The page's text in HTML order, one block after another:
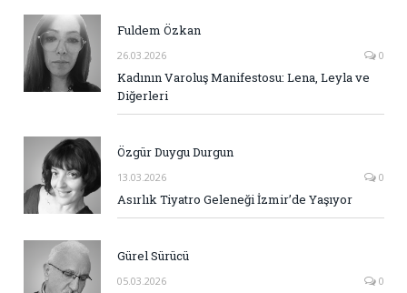
Fuldem Özkan
26.03.2026 0
Kadının Varoluş Manifestosu: Lena, Leyla ve
Diğerleri
Özgür Duygu Durgun
13.03.2026 0
Asırlık Tiyatro Geleneği İzmir’de Yaşıyor
Gürel Sürücü
05.03.2026 0